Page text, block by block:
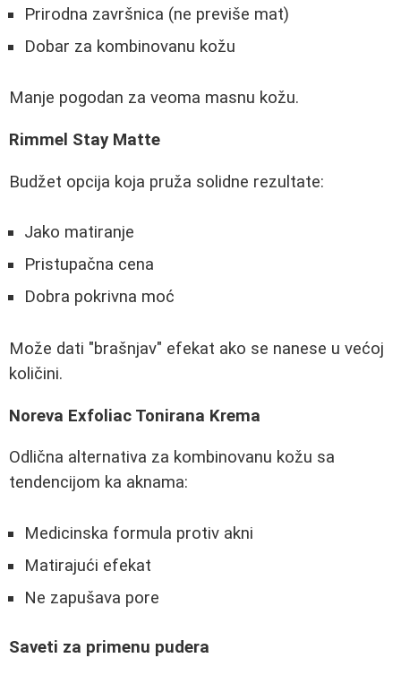
Prirodna završnica (ne previše mat)
Dobar za kombinovanu kožu
Manje pogodan za veoma masnu kožu.
Rimmel Stay Matte
Budžet opcija koja pruža solidne rezultate:
Jako matiranje
Pristupačna cena
Dobra pokrivna moć
Može dati "brašnjav" efekat ako se nanese u većoj
količini.
Noreva Exfoliac Tonirana Krema
Odlična alternativa za kombinovanu kožu sa
tendencijom ka aknama:
Medicinska formula protiv akni
Matirajući efekat
Ne zapušava pore
Saveti za primenu pudera